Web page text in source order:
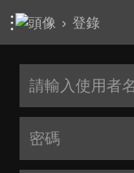
› 登錄